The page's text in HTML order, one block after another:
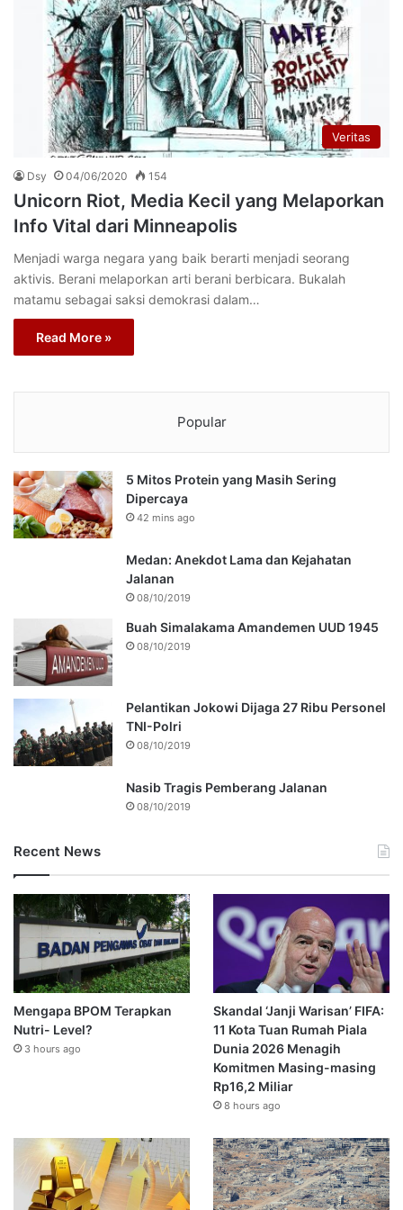
Veritas
Dsy 04/06/2020 154
Unicorn Riot, Media Kecil yang Melaporkan
Info Vital dari Minneapolis
Menjadi warga negara yang baik berarti menjadi seorang
aktivis. Berani melaporkan arti berani berbicara. Bukalah
matamu sebagai saksi demokrasi dalam…
Read More »
Popular
5 Mitos Protein yang Masih Sering
Dipercaya
42 mins ago
Medan: Anekdot Lama dan Kejahatan
Jalanan
08/10/2019
Buah Simalakama Amandemen UUD 1945
08/10/2019
Pelantikan Jokowi Dijaga 27 Ribu Personel
TNI-Polri
08/10/2019
Nasib Tragis Pemberang Jalanan
08/10/2019
Recent News
Mengapa BPOM Terapkan
Nutri- Level?
3 hours ago
Skandal ‘Janji Warisan’ FIFA:
11 Kota Tuan Rumah Piala
Dunia 2026 Menagih
Komitmen Masing-masing
Rp16,2 Miliar
8 hours ago